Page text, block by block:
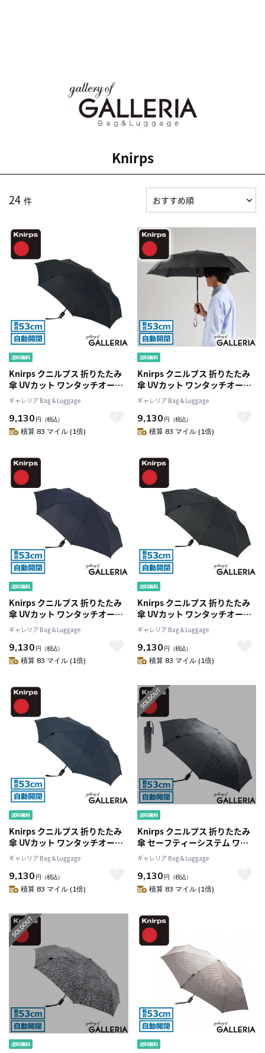
Knirps
24 件
Knirps クニルプス 折りたたみ
傘 UVカット ワンタッチオープ
ン 53cm 8本骨 セーフティー・
システム 折りたたみ シンプル
T.220 KNT220
ギャレリア Bag＆Luggage
9,130 円 （税込）
積算 83 マイル (1倍)
Knirps クニルプス 折りたたみ
傘 UVカット ワンタッチオープ
ン 53cm 8本骨 セーフティー・
システム 折りたたみ シンプル
T.220 KNT220
ギャレリア Bag＆Luggage
9,130 円 （税込）
積算 83 マイル (1倍)
Knirps クニルプス 折りたたみ
傘 UVカット ワンタッチオープ
ン 53cm 8本骨 セーフティー・
システム 折りたたみ シンプル
T.220 KNT220
ギャレリア Bag＆Luggage
9,130 円 （税込）
積算 83 マイル (1倍)
Knirps クニルプス 折りたたみ
傘 UVカット ワンタッチオープ
ン 53cm 8本骨 セーフティー・
システム 折りたたみ シンプル
T.220 KNT220
ギャレリア Bag＆Luggage
9,130 円 （税込）
積算 83 マイル (1倍)
Knirps クニルプス 折りたたみ
傘 UVカット ワンタッチオープ
ン 53cm 8本骨 セーフティー・
システム 折りたたみ シンプル
T.220 KNT220
ギャレリア Bag＆Luggage
9,130 円 （税込）
積算 83 マイル (1倍)
Knirps クニルプス 折りたたみ
傘 セーフティーシステム ワン
タッチ UVカット 折り畳み傘
NUNO 和柄 T.220 KNTL220
ギャレリア Bag＆Luggage
9,130 円 （税込）
積算 83 マイル (1倍)